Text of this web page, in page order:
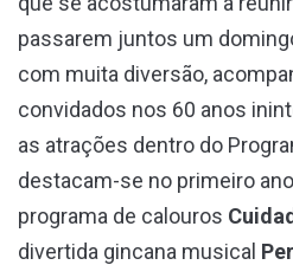
passarem juntos um
com muita diversão,
convidados nos 60 anos
as atrações dentro do
destacam-se no primeiro
programa de calouros
divertida gincana musical